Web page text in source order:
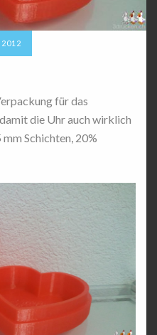
für das
die Uhr auch wirklich
Schichten, 20%